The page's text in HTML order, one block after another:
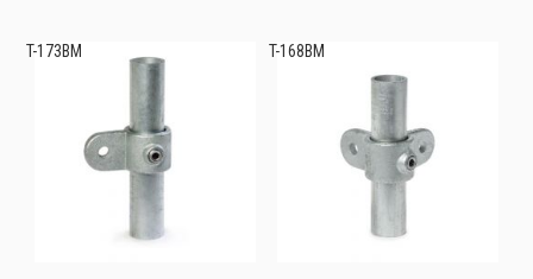
T-173BM T-168BM